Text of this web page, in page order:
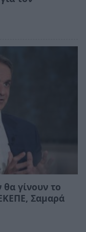
γίνουν το
Σαμαρά